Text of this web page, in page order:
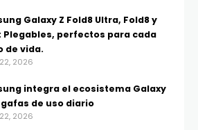
Galaxy Z Fold8 Ultra, Fold8 y
Plegables, perfectos para cada
de vida.
2026
integra el ecosistema Galaxy
gafas de uso diario
2026